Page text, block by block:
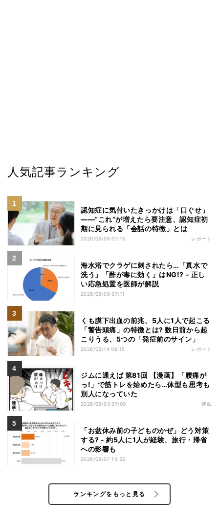
人気記事ランキング
認知症に気付いたきっかけは「口ぐせ」
――“これ”が増えたら要注意、認知症初
期に見られる「会話の特徴」とは
2026/08/08 07:15 レポート
海水浴でクラゲに刺されたら…「真水で
洗う」「酢が毒に効く」はNG!? - 正し
い応急処置を医師が解説
2026/08/08 07:11
くも膜下出血の前兆、5人に1人で起こる
「警告頭痛」の特徴とは? 数日前から起
こりうる、5つの「発症前のサイン」
2026/03/14 06:15 レポート
ジムに通えば 第81回 【漫画】「腰痛が
っ!」で筋トレを始めたら…体型も思考も
別人になっていた
2026/08/03 07:00 連載
「お盆休み前の子どものかぜ」どう対策
する? - 約5人に1人が経験、旅行・帰省
への影響も
2026/08/07 10:55
ランキングをもっと見る